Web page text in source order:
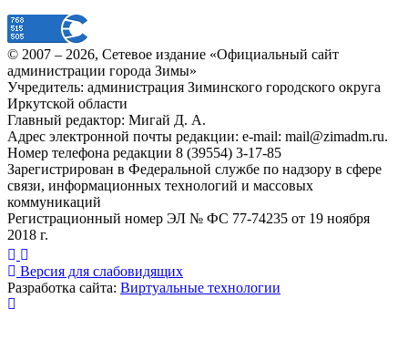
© 2007 – 2026, Сетевое издание «Официальный сайт
администрации города Зимы»
Учредитель: администрация Зиминского городского округа
Иркутской области
Главный редактор: Мигай Д. А.
Адрес электронной почты редакции: e-mail: mail@zimadm.ru.
Номер телефона редакции 8 (39554) 3-17-85
Зарегистрирован в Федеральной службе по надзору в сфере
связи, информационных технологий и массовых
коммуникаций
Регистрационный номер ЭЛ № ФС 77-74235 от 19 ноября
2018 г.
Версия для слабовидящих
Разработка сайта: Виртуальные технологии